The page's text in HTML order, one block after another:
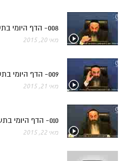
תע"ס חלק ב' עיון
תע"ס חלק ג' עיון
תלמוד עשר הספירות חלק ד
תלמוד עשר הספירות חלק ה
תלמוד עשר הספירות חלק ז
תלמוד עשר הספירות חלק ח
תלמוד עשר הספירות חלק ט
008- הדף היומי בתע"ס – חלק י"ד – א'תקז-א'תקח
מאי 20, 2015
009- הדף היומי בתע"ס – חלק י"ד – א'תקט-א'תקי
מאי 21, 2015
010- הדף היומי בתע"ס – חלק י"ד – א'תקיא-א'תקיב
מאי 22, 2015